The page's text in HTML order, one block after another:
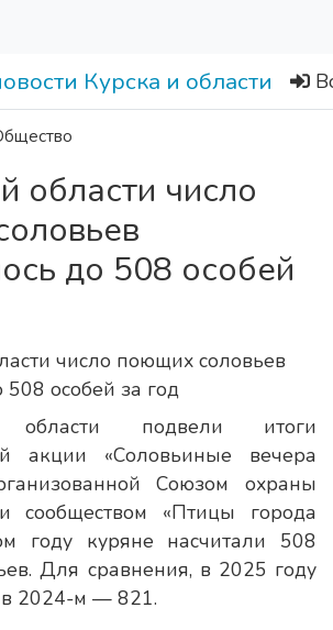
области число
до 508 особей
области подвели итоги
акции «Соловьиные вечера
Союзом охраны
сообществом «Птицы города
году куряне насчитали 508
Для сравнения, в 2025 году
2024-м — 821.